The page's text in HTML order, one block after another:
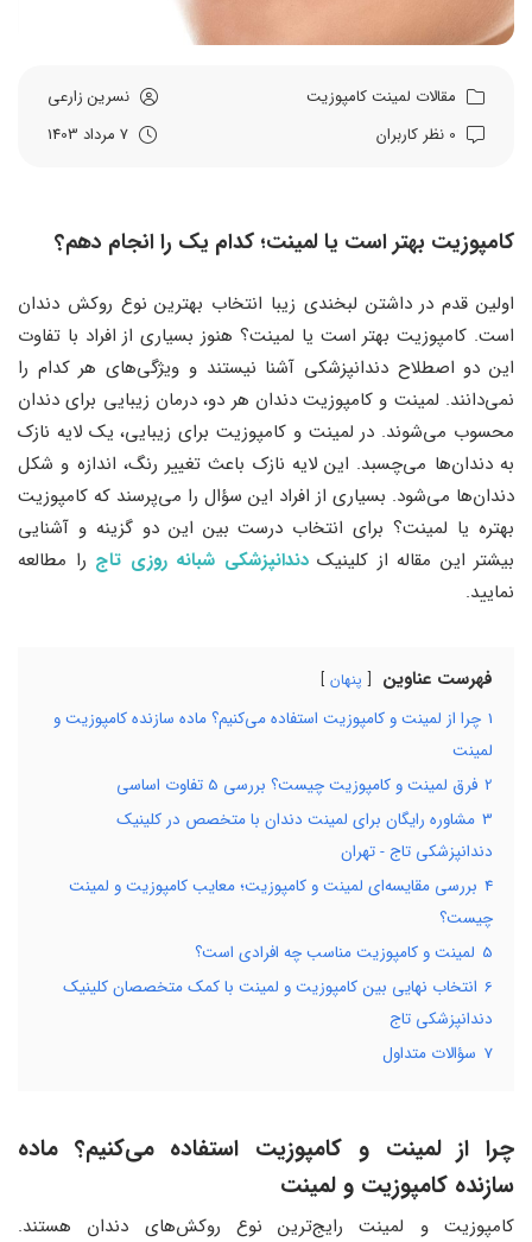
مقالات لمینتکامپوزیت
نسرین زارعی
کامپوزیت بهتر است یا لمینت؛ کدام یک را انجام دهم؟
اولین قدم در داشتن لبخندی زیبا انتخاب بهترین نوع روکش دندان
است. کامپوزیت بهتر است یا لمینت؟ هنوز بسیاری از افراد با تفاوت
این دو اصطلاح دندانپزشکی آشنا نیستند و ویژگی‌های هر کدام را
نمی‌دانند. لمینت و کامپوزیت دندان هر دو، درمان زیبایی برای دندان
محسوب می‌شوند. در لمینت و کامپوزیت برای زیبایی، یک لایه نازک
به دندان‌ها می‌چسبد. این لایه نازک باعث تغییر رنگ، اندازه و شکل
دندان‌ها می‌شود. بسیاری از افراد این سؤال را می‌پرسند که کامپوزیت
بهتره یا لمینت؟ برای انتخاب درست بین این دو گزینه و آشنایی
بیشتر این مقاله از کلینیکدندانپزشکی شبانه روزی تاج را مطالعه
نمایید.
فهرست عناوین پنهان
1 چرا از لمینت و کامپوزیت استفاده می‌کنیم؟ ماده سازنده کامپوزیت و
لمینت
2 فرق لمینت و کامپوزیت چیست؟ بررسی 5 تفاوت اساسی
3 مشاوره رایگان برای لمینت دندان با متخصص در کلینیک
دندانپزشکی تاج - تهران
4 بررسی مقایسه‌ای لمینت و کامپوزیت؛ معایب کامپوزیت و لمینت
چیست؟
5 لمینت و کامپوزیت مناسب چه افرادی است؟
6 انتخاب نهایی بین کامپوزیت و لمینت با کمک متخصصان کلینیک
دندانپزشکی تاج
7 سؤالات متداول
چرا از لمینت و کامپوزیت استفاده می‌کنیم؟ ماده
سازنده کامپوزیت و لمینت
کامپوزیت و لمینت رایج‌ترین نوع روکش‌های دندان هستند.